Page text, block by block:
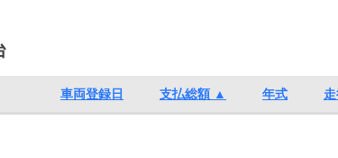
車両登録日 支払総額 ▲ 年式